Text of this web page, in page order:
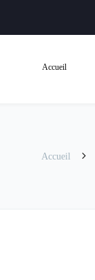
Accueil
Accueil